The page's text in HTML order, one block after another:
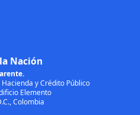
Nación
y Crédito Público
Elemento
Colombia